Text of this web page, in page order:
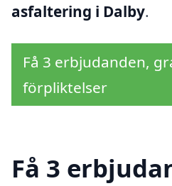
asfaltering i Dalby.
Få 3 erbjudanden,
förpliktelser
Få 3